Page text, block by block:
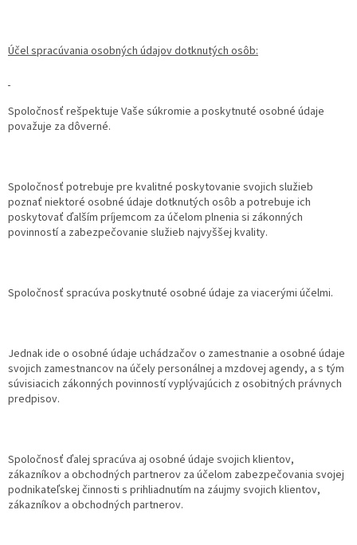
Účel spracúvania osobných údajov dotknutých osôb:
Spoločnosť rešpektuje Vaše súkromie a poskytnuté osobné údaje
považuje za dôverné.
Spoločnosť potrebuje pre kvalitné poskytovanie svojich služieb
poznať niektoré osobné údaje dotknutých osôb a potrebuje ich
poskytovať ďalším príjemcom za účelom plnenia si zákonných
povinností a zabezpečovanie služieb najvyššej kvality.
Spoločnosť spracúva poskytnuté osobné údaje za viacerými účelmi.
Jednak ide o osobné údaje uchádzačov o zamestnanie a osobné údaje
svojich zamestnancov na účely personálnej a mzdovej agendy, a s tým
súvisiacich zákonných povinností vyplývajúcich z osobitných právnych
predpisov.
Spoločnosť ďalej spracúva aj osobné údaje svojich klientov,
zákazníkov a obchodných partnerov za účelom zabezpečovania svojej
podnikateľskej činnosti s prihliadnutím na záujmy svojich klientov,
zákazníkov a obchodných partnerov.